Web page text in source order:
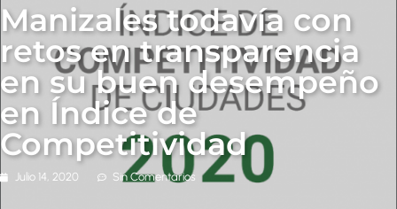
Manizales todavía con
retos en transparencia
en su buen desempeño
en Índice de
Competitividad
Julio 14, 2020 Sin Comentarios